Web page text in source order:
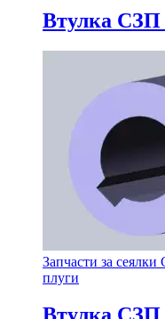
Втулка СЗП
Запчасти за
плуги